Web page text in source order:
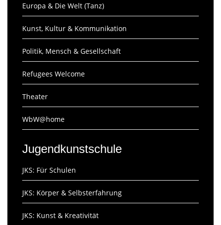
Europa & Die Welt (Tanz)
Kunst, Kultur & Kommunikation
Politik, Mensch & Gesellschaft
Refugees Welcome
Theater
WbW@home
Jugendkunstschule
JKS: Für Schulen
JKS: Körper & Selbsterfahrung
JKS: Kunst & Kreativität